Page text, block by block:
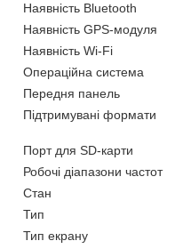
Наявність Bluetooth
Наявність GPS-модуля
Наявність Wi-Fi
Операційна система
Передня панель
Підтримувані формати
Порт для SD-карти
Робочі діапазони частот
Стан
Тип
Тип екрану